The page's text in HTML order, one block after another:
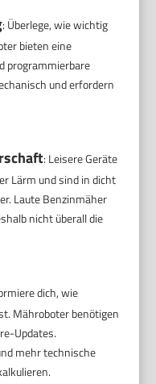
: Überlege, wie wichtig
bieten eine
programmierbare
und erfordern
: Leisere Geräte
Lärm und sind in dicht
Laute Benzinmäher
nicht überall die
dich, wie
Mähroboter benötigen
Updates.
mehr technische